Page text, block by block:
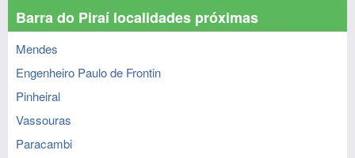
Barra do Piraí localidades próximas
Mendes
Engenheiro Paulo de Frontin
Pinheiral
Vassouras
Paracambi